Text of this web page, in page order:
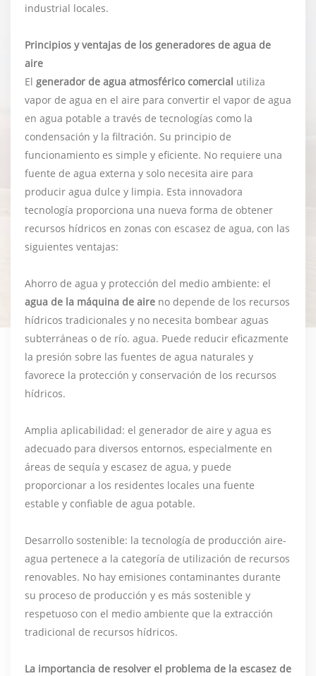
industrial locales.
Principios y ventajas de los generadores de agua de
aire
El generador de agua atmosférico comercial utiliza
vapor de agua en el aire para convertir el vapor de agua
en agua potable a través de tecnologías como la
condensación y la filtración. Su principio de
funcionamiento es simple y eficiente. No requiere una
fuente de agua externa y solo necesita aire para
producir agua dulce y limpia. Esta innovadora
tecnología proporciona una nueva forma de obtener
recursos hídricos en zonas con escasez de agua, con las
siguientes ventajas:
Ahorro de agua y protección del medio ambiente: el
agua de la máquina de aire no depende de los recursos
hídricos tradicionales y no necesita bombear aguas
subterráneas o de río. agua. Puede reducir eficazmente
la presión sobre las fuentes de agua naturales y
favorece la protección y conservación de los recursos
hídricos.
Amplia aplicabilidad: el generador de aire y agua es
adecuado para diversos entornos, especialmente en
áreas de sequía y escasez de agua, y puede
proporcionar a los residentes locales una fuente
estable y confiable de agua potable.
Desarrollo sostenible: la tecnología de producción aire-
agua pertenece a la categoría de utilización de recursos
renovables. No hay emisiones contaminantes durante
su proceso de producción y es más sostenible y
respetuoso con el medio ambiente que la extracción
tradicional de recursos hídricos.
La importancia de resolver el problema de la escasez de